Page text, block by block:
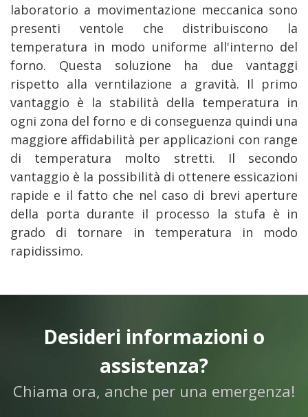
laboratorio a movimentazione meccanica sono
presenti ventole che distribuiscono la
temperatura in modo uniforme all'interno del
forno. Questa soluzione ha due vantaggi
rispetto alla verntilazione a gravità. Il primo
vantaggio è la stabilità della temperatura in
ogni zona del forno e di conseguenza quindi una
maggiore affidabilità per applicazioni con range
di temperatura molto stretti. Il secondo
vantaggio è la possibilità di ottenere essicazioni
rapide e il fatto che nel caso di brevi aperture
della porta durante il processo la stufa è in
grado di tornare in temperatura in modo
rapidissimo.
Desideri informazioni o
assistenza?
Chiama ora, anche per una emergenza!